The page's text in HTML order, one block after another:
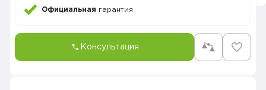
Официальная гарантия
Консультация